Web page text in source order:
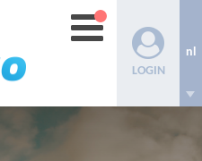
LOGIN
nl